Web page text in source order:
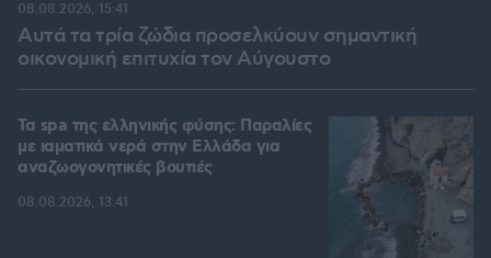
Αυτά τα τρία ζώδια προσελκύουν σημαντική
οικονομική επιτυχία τον Αύγουστο
08.08.2026, 15:41
Τα spa της ελληνικής φύσης: Παραλίες
με ιαματικά νερά στην Ελλάδα για
αναζωογονητικές βουτιές
08.08.2026, 13:41